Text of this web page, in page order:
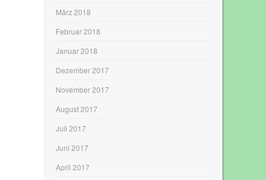
März 2018
Februar 2018
Januar 2018
Dezember 2017
November 2017
August 2017
Juli 2017
Juni 2017
April 2017